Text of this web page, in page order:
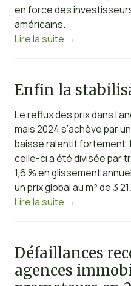
en force des
américains.
Lire la suite →
Enfin la
Le reflux des prix dans
mais 2024 s’achève par
baisse ralentit fortement.
celle-ci a été divisée par
1,6 % en glissement
un prix global au m² de 3
Lire la suite →
Défaillances
agences